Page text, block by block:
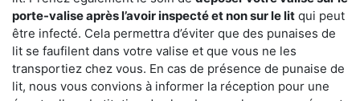
porte-valise après l’avoir inspecté et non sur le lit qui peut
être infecté. Cela permettra d’éviter que des punaises de
lit se faufilent dans votre valise et que vous ne les
transportiez chez vous. En cas de présence de punaise de
lit, nous vous convions à informer la réception pour une